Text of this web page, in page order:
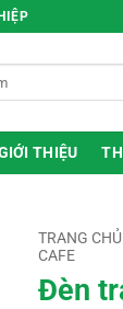
THIỆU
TRANG CHỦ
CAFE
Đèn